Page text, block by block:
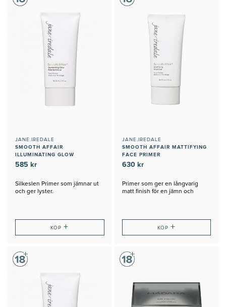
JANE.IREDALE
SMOOTH AFFAIR
ILLUMINATING GLOW
585 kr
Silkeslen Primer som jämnar ut
och ger lyster.
KÖP+
JANE.IREDALE
SMOOTH AFFAIR MATTIFYING
FACE PRIMER
630 kr
Primer som ger en långvarig
matt finish för en jämn och
KÖP +